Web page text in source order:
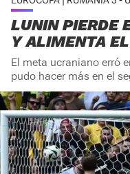
LUNIN PIERDE
Y ALIMENTA
El meta ucraniano erró
pudo hacer más en el